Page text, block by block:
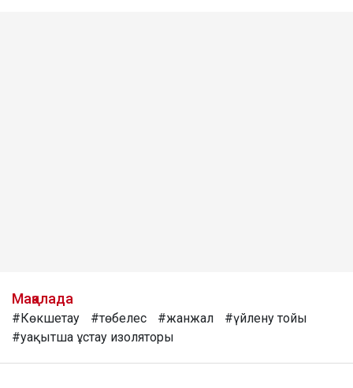
Мақалада
#Көкшетау #төбелес #жанжал
#үйлену тойы
#уақытша ұстау изоляторы